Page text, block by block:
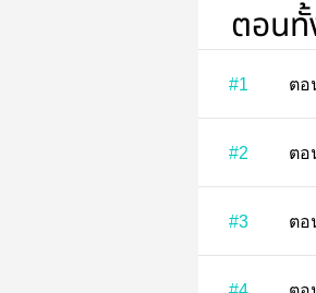
ตอนทั้
#1
#2
#3